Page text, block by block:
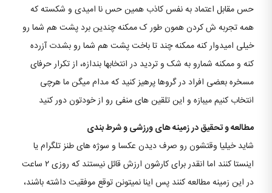
حس مقابل اعتماد به نفس کاذب همین حس نا امیدی و شکسته که
همه تجربه ش کردن همون طور ک ممکنه چندین برد پشت هم شما رو
خیلی امیدوار کنه ممکنه چند تا باخت پشت هم شما رو بشدت آزرده
کنه و ممکنه شمارو به شک و تردید در انتخابها بندازه، از تکرار حرفای
مسخره بعضی افراد در گروها پرهیز کنید که مدام میگن ما هرچی
انتخاب کنیم میبازه و این تلقین های منفی رو از خودتون دور کنید
مطالعه و تحقیق در زمینه های ورزشی و شرط بندی
شاید خیلیا وقتشون رو صرف دیدن عکسا و سوژه های طنز تلگرام یا
اینستا کنند اما انقدر برای کارشون ارزش قائل نیستند که روزی ۲ ساعت
در این زمینه مطالعه کنند پس اینا نمیتونن توقع موفقیت داشته باشند،